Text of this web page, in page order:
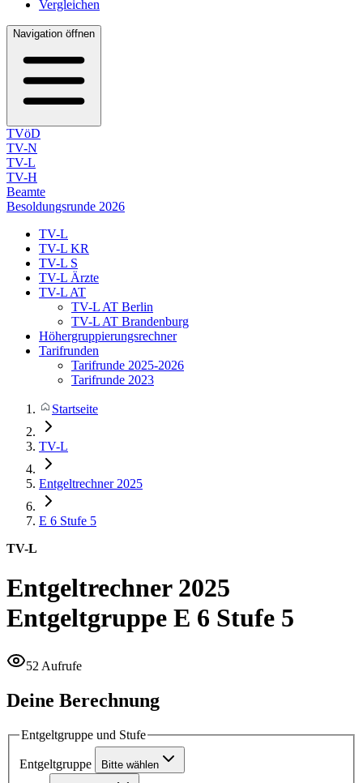
Vergleichen
Navigation öffnen
TVöD
TV-N
TV-L
TV-H
Beamte
Besoldungsrunde 2026
TV-L
TV-L KR
TV-L S
TV-L Ärzte
TV-L AT
TV-L AT Berlin
TV-L AT Brandenburg
Höhergruppierungsrechner
Tarifrunden
Tarifrunde 2025-2026
Tarifrunde 2023
Startseite
TV-L
Entgeltrechner 2025
E 6 Stufe 5
TV-L
Entgeltrechner 2025
Entgeltgruppe E 6 Stufe 5
52 Aufrufe
Deine Berechnung
Entgeltgruppe und Stufe
Entgeltgruppe Bitte wählen